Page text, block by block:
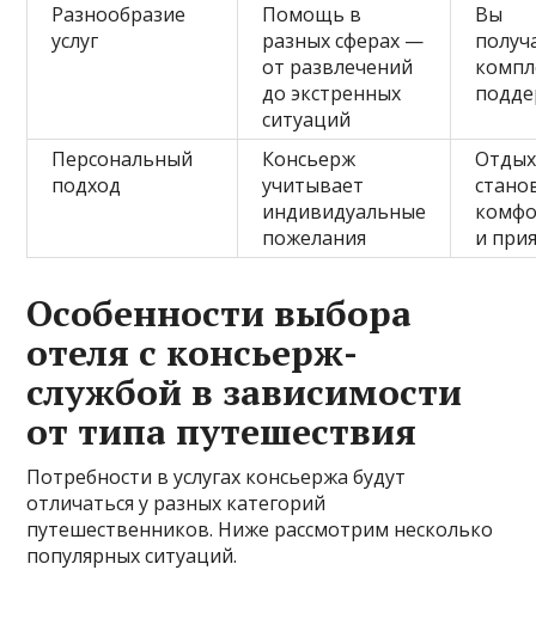
Разнообразие
услуг
Помощь в
разных сферах —
от развлечений
до экстренных
ситуаций
Вы
Персональный
подход
Консьерж
учитывает
индивидуальные
пожелания
Отдых
и
Особенности выбора
отеля с консьерж-
службой в зависимости
от типа путешествия
Потребности в услугах консьержа будут
отличаться у разных категорий
путешественников. Ниже рассмотрим несколько
популярных ситуаций.